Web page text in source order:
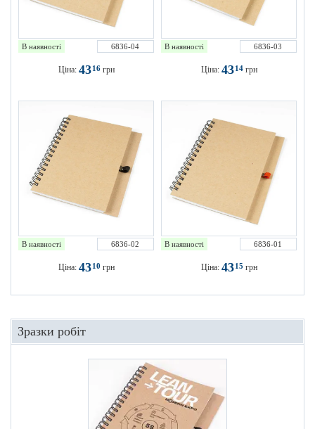
В наявності 6836-04
Ціна: 4316грн
В наявності 6836-03
Ціна: 4314грн
В наявності 6836-02
Ціна: 4310 грн
В наявності 6836-01
Ціна: 4315 грн
Зразки робіт